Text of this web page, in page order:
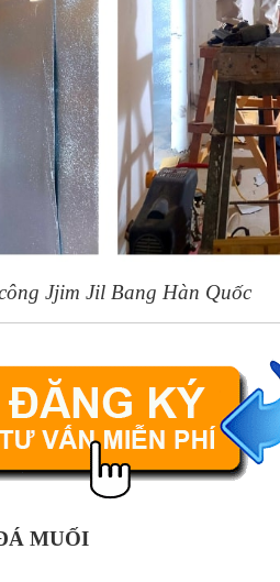
Jjim Jil Bang Hàn Quốc
MUỐI